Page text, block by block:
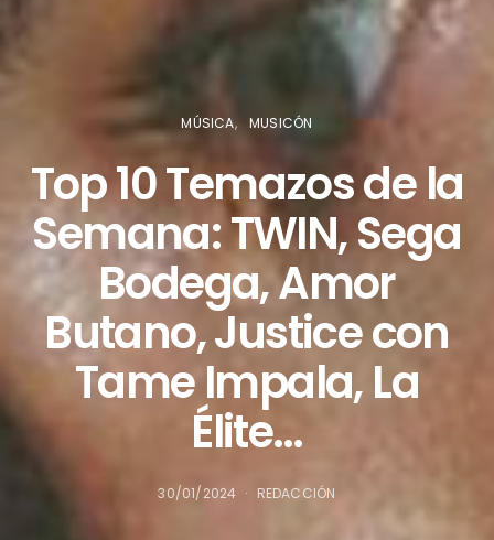
MÚSICA MUSICÓN
Top 10 Temazos de la
Semana: TWIN, Sega
Bodega, Amor
Butano, Justice con
Tame Impala, La
Élite…
30/01/2024 REDACCIÓN